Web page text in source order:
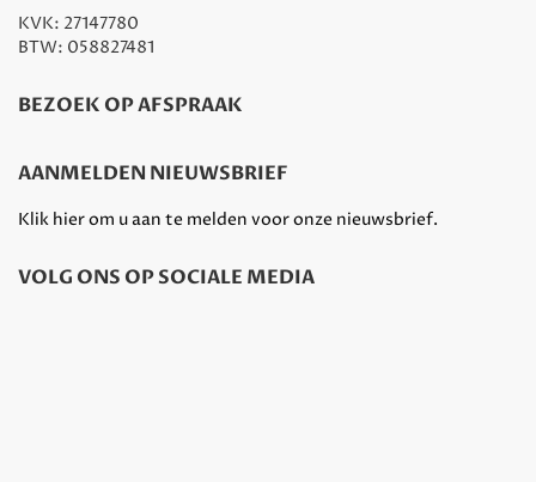
KVK: 27147780
BTW: 058827481
BEZOEK OP AFSPRAAK
AANMELDEN NIEUWSBRIEF
Klik hier om u aan te melden voor onze nieuwsbrief.
VOLG ONS OP SOCIALE MEDIA